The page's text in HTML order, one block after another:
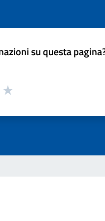
su questa